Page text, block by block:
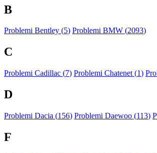
B
Problemi Bentley (5) Problemi BMW (2093)
C
Problemi Cadillac (7) Problemi Chatenet (1)
D
Problemi Dacia (156) Problemi Daewoo (113)
F